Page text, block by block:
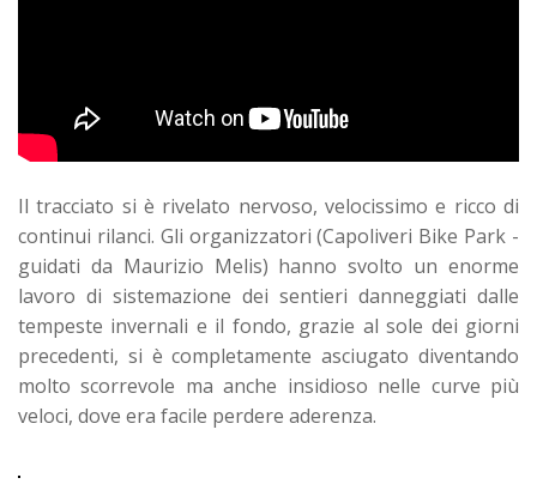
Il tracciato si è rivelato nervoso, velocissimo e ricco di
continui rilanci. Gli organizzatori (Capoliveri Bike Park -
guidati da Maurizio Melis) hanno svolto un enorme
lavoro di sistemazione dei sentieri danneggiati dalle
tempeste invernali e il fondo, grazie al sole dei giorni
precedenti, si è completamente asciugato diventando
molto scorrevole ma anche insidioso nelle curve più
veloci, dove era facile perdere aderenza.